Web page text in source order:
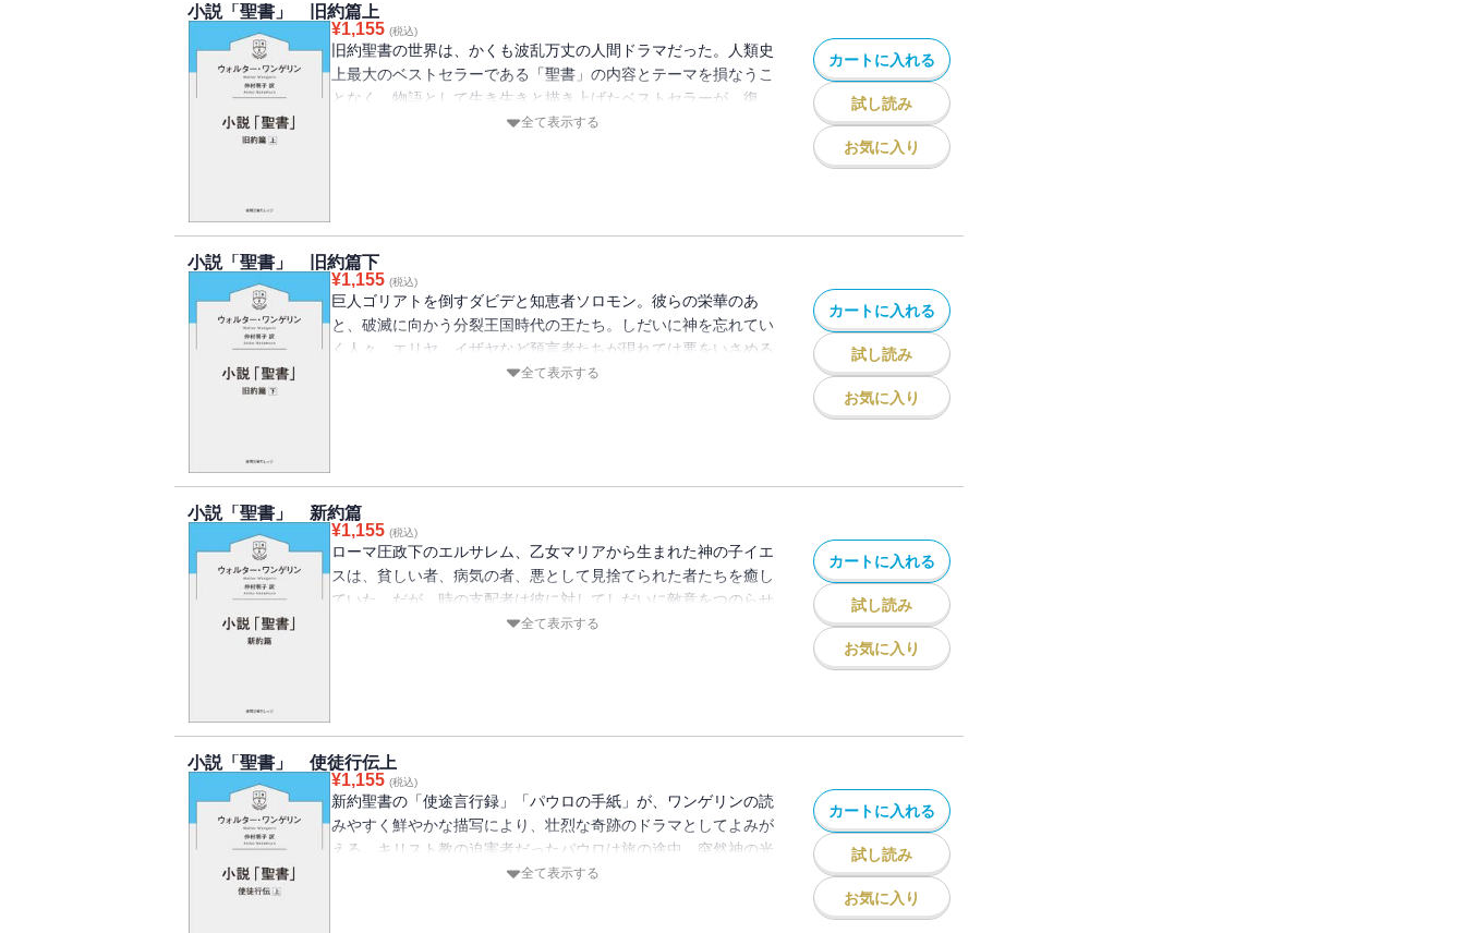
小説「聖書」 旧約篇上
¥1,155 (税込)
旧約聖書の世界は、かくも波乱万丈の人間ドラマだった。人類史
上最大のベストセラーである「聖書」の内容とテーマを損なうこ
となく、物語として生き生きと描き上げたベストセラーが、復
刊。百歳で子供を授かるアブラハム、モーゼの出エジプト、怪力
全て表示する
カートに入れる
試し読み
お気に入り
小説「聖書」 旧約篇下
¥1,155 (税込)
巨人ゴリアトを倒すダビデと知恵者ソロモン。彼らの栄華のあ
と、破滅に向かう分裂王国時代の王たち。しだいに神を忘れてい
く人々。エリヤ、イザヤなど預言者たちが現れては悪をいさめる
が、やがてバビロン捕囚という徹底的な破滅と殺戮がおとずれ
全て表示する
カートに入れる
試し読み
お気に入り
小説「聖書」 新約篇
¥1,155 (税込)
ローマ圧政下のエルサレム、乙女マリアから生まれた神の子イエ
スは、貧しい者、病気の者、悪として見捨てられた者たちを癒し
ていた。だが、時の支配者は彼に対してしだいに敵意をつのらせ
ていく。激しく一途にイエスを慕う弟子のシモン、悪霊から解放
全て表示する
カートに入れる
試し読み
お気に入り
小説「聖書」 使徒行伝上
¥1,155 (税込)
新約聖書の「使途言行録」「パウロの手紙」が、ワンゲリンの読
みやすく鮮やかな描写により、壮烈な奇跡のドラマとしてよみが
える。キリスト教の迫害者だったパウロは旅の途中、突然神の光
にうたれ、改心する。彼はあらゆる迫害を乗りこえて、イエスの
全て表示する
カートに入れる
試し読み
お気に入り